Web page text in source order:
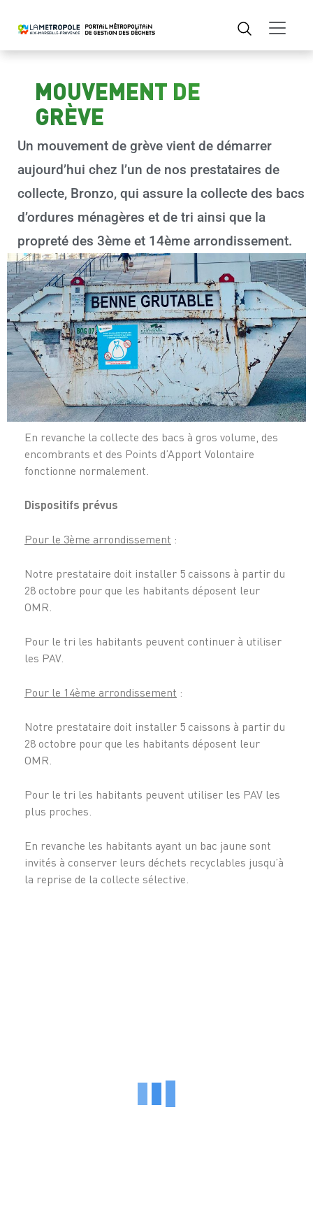
MOUVEMENT DE
GRÈVE
Un mouvement de grève vient de démarrer
aujourd’hui chez l’un de nos prestataires de
collecte, Bronzo, qui assure la collecte des bacs
d’ordures ménagères et de tri ainsi que la
propreté des 3ème et 14ème arrondissement.
En revanche la collecte des bacs à gros volume, des
encombrants et des Points d’Apport Volontaire
fonctionne normalement.
Dispositifs prévus
Pour le 3ème arrondissement :
Notre prestataire doit installer 5 caissons à partir du
28 octobre pour que les habitants déposent leur
OMR.
Pour le tri les habitants peuvent continuer à utiliser
les PAV.
Pour le 14ème arrondissement :
Notre prestataire doit installer 5 caissons à partir du
28 octobre pour que les habitants déposent leur
OMR.
Pour le tri les habitants peuvent utiliser les PAV les
plus proches.
En revanche les habitants ayant un bac jaune sont
invités à conserver leurs déchets recyclables jusqu’à
la reprise de la collecte sélective.